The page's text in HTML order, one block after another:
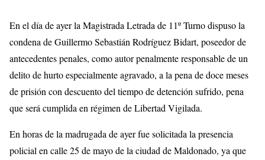
En el día de ayer la Magistrada Letrada de 11º Turno dispuso la
condena de Guillermo Sebastián Rodríguez Bidart, poseedor de
antecedentes penales, como autor penalmente responsable de un
delito de hurto especialmente agravado, a la pena de doce meses
de prisión con descuento del tiempo de detención sufrido, pena
que será cumplida en régimen de Libertad Vigilada.
En horas de la madrugada de ayer fue solicitada la presencia
policial en calle 25 de mayo de la ciudad de Maldonado, ya que